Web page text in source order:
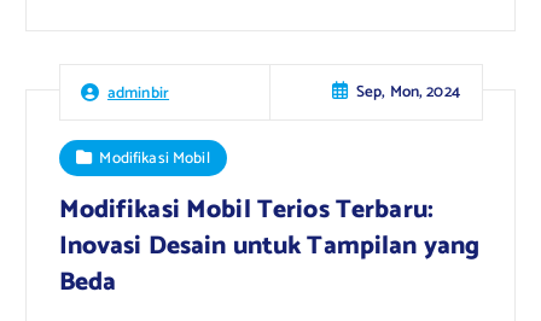
adminbir Sep, Mon, 2024
Modifikasi Mobil
Modifikasi Mobil Terios Terbaru:
Inovasi Desain untuk Tampilan yang
Beda